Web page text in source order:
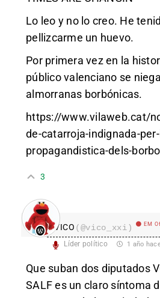
Lo leo y no lo creo. He
pellizcarme un huevo.
Por primera vez en la
público valenciano se
almorranas borbónicas.
https://www.vilaweb.cat/
de-catarroja-indignada-
propagandistica-dels-
3
VICO (@vico_xxi) EM
Líder político 1 año
Que suban dos diputados
SALF es un claro síntoma